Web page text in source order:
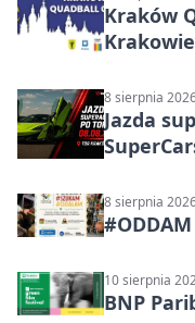
Kraków
8 sierpnia
Jazda
8 sierpnia
10 sierpnia
BNP